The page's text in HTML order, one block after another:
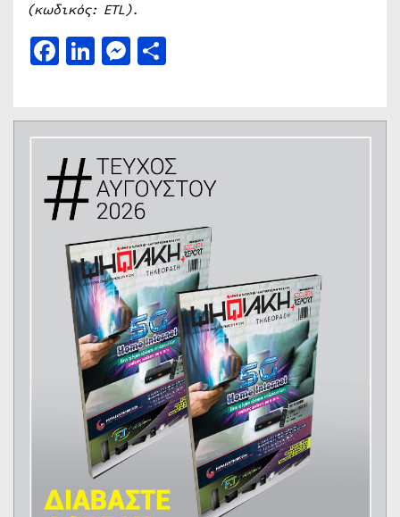
(κωδικός: ETL).
Facebook
LinkedIn
Messenger